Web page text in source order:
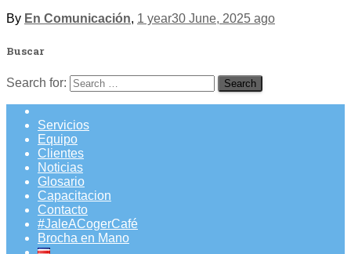
By En Comunicación, 1 year30 June, 2025 ago
Buscar
Search for:
Servicios
Equipo
Clientes
Noticias
Glosario
Capacitacion
Contacto
#JaleACogerCafé
Brocha en Mano